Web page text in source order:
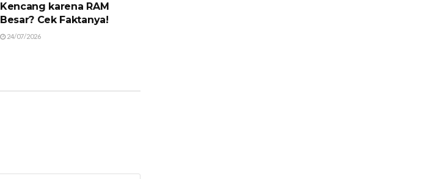
Kencang karena RAM
Besar? Cek Faktanya!
24/07/2026